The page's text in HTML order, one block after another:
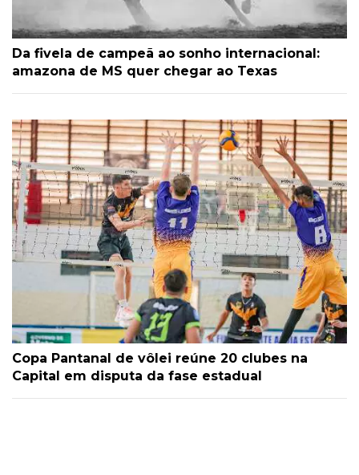
Da fivela de campeã ao sonho internacional:
amazona de MS quer chegar ao Texas
Copa Pantanal de vôlei reúne 20 clubes na
Capital em disputa da fase estadual